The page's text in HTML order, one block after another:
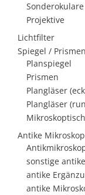
Sonderokulare
Projektive
Lichtfilter
Spiegel /
Planspiegel
Prismen
Plangläser
Plangläser
Antike
sonstige
antike
antike